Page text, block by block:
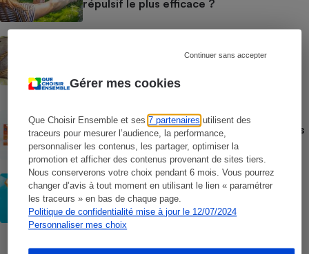
Gérer mes cookies
Que Choisir Ensemble et ses7 partenaires utilisent des
traceurs pour mesurer l’audience, la performance,
personnaliser les contenus, les partager, optimiser la
promotion et afficher des contenus provenant de sites tiers.
Nous conserverons votre choix pendant 6 mois. Vous pourrez
changer d’avis à tout moment en utilisant le lien « paramétrer
les traceurs » en bas de chaque page.
Politique de confidentialité mise à jour le 12/07/2024
Personnaliser mes choix
Continuer sans accepter
répulsif le plus efficace ?
Test des crèmes solaires vendues sur
dangereuses pour la santé des
consommateurs
ACTUALITÉ
Crèmes solaires - Le bilan désastreux des
plateformes chinoises
Crèmes solaires - Les logos à la loupe